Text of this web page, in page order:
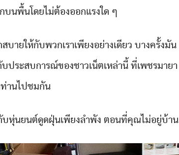
บนพื้นโดยไม่ต้องออกแรงใด ๆ
บายให้กับพวกเราเพียงอย่างเดียว บางครั้งมัน
ประสบการณ์ของชาวเน็ตเหล่านี้ ที่เพชรมายา
านไปชมกัน
หุ่นยนต์ดูดฝุ่นเพียงลำพัง ตอนที่คุณไม่อยู่บ้าน